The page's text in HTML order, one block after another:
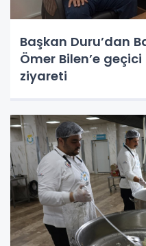
Başkan Duru’dan
Ömer Bilen’e
ziyareti